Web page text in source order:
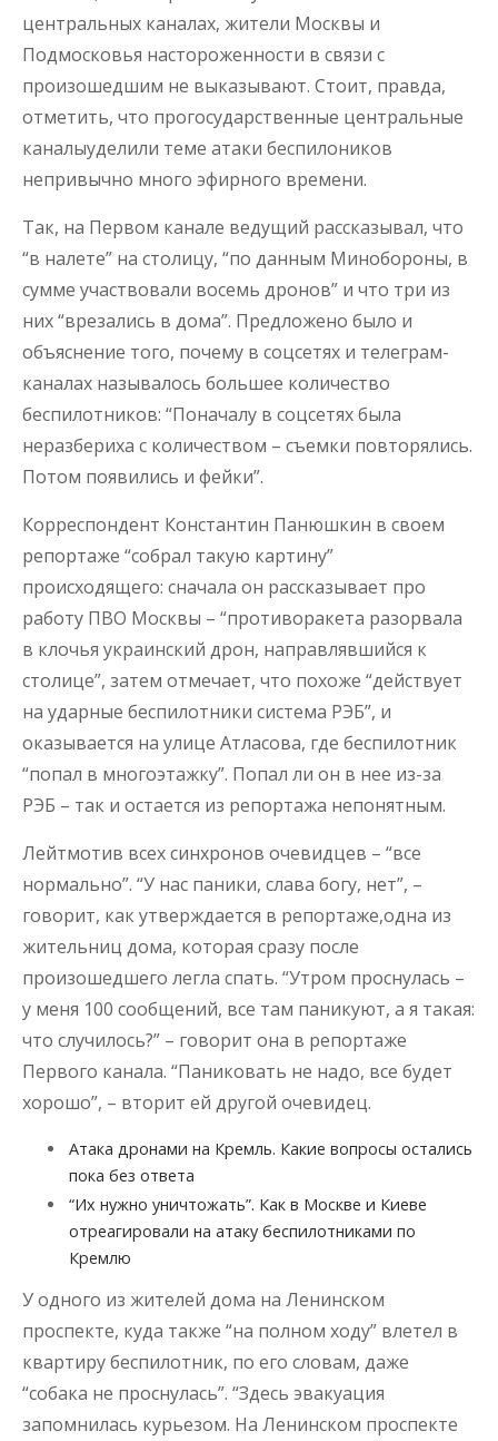
центральных каналах, жители Москвы и
Подмосковья настороженности в связи с
произошедшим не выказывают. Стоит, правда,
отметить, что прогосударственные центральные
каналыуделили теме атаки беспилоников
непривычно много эфирного времени.
Так, на Первом канале ведущий рассказывал, что
“в налете” на столицу, “по данным Минобороны, в
сумме участвовали восемь дронов” и что три из
них “врезались в дома”. Предложено было и
объяснение того, почему в соцсетях и телеграм-
каналах называлось большее количество
беспилотников: “Поначалу в соцсетях была
неразбериха с количеством – съемки повторялись.
Потом появились и фейки”.
Корреспондент Константин Панюшкин в своем
репортаже “собрал такую картину”
происходящего: сначала он рассказывает про
работу ПВО Москвы – “противоракета разорвала
в клочья украинский дрон, направлявшийся к
столице”, затем отмечает, что похоже “действует
на ударные беспилотники система РЭБ”, и
оказывается на улице Атласова, где беспилотник
“попал в многоэтажку”. Попал ли он в нее из-за
РЭБ – так и остается из репортажа непонятным.
Лейтмотив всех синхронов очевидцев – “все
нормально”. “У нас паники, слава богу, нет”, –
говорит, как утверждается в репортаже,одна из
жительниц дома, которая сразу после
произошедшего легла спать. “Утром проснулась –
у меня 100 сообщений, все там паникуют, а я такая:
что случилось?” – говорит она в репортаже
Первого канала. “Паниковать не надо, все будет
хорошо”, – вторит ей другой очевидец.
Атака дронами на Кремль. Какие вопросы остались
пока без ответа
“Их нужно уничтожать”. Как в Москве и Киеве
отреагировали на атаку беспилотниками по
Кремлю
У одного из жителей дома на Ленинском
проспекте, куда также “на полном ходу” влетел в
квартиру беспилотник, по его словам, даже
“собака не проснулась”. “Здесь эвакуация
запомнилась курьезом. На Ленинском проспекте